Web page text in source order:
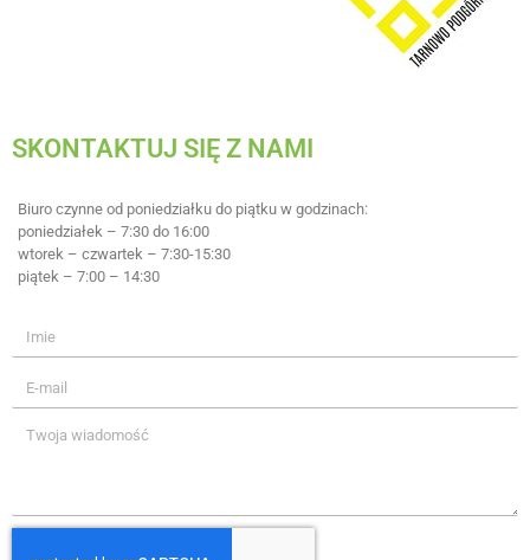
SKONTAKTUJ SIĘ Z NAMI
Biuro czynne od poniedziałku do piątku w godzinach:
poniedziałek – 7:30 do 16:00
wtorek – czwartek – 7:30-15:30
piątek – 7:00 – 14:30